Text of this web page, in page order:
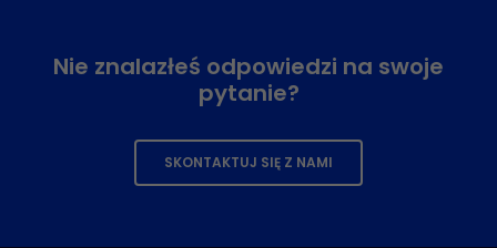
Nie znalazłeś odpowiedzi na swoje
pytanie?
SKONTAKTUJ SIĘ Z NAMI